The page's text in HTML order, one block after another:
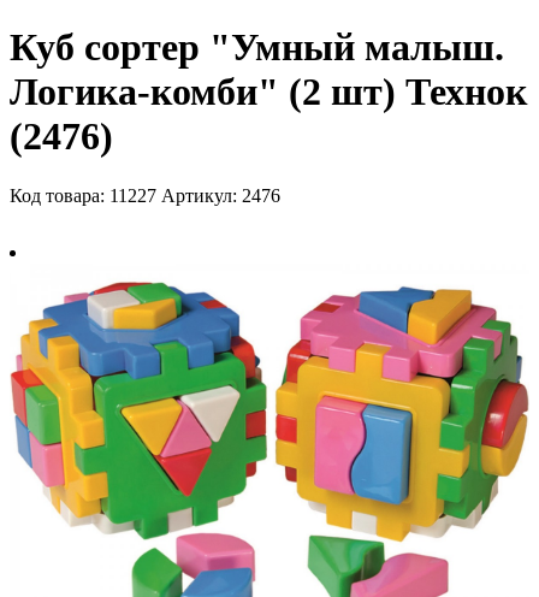
Куб сортер "Умный малыш.
Логика-комби" (2 шт) Технок
(2476)
Код товара: 11227 Артикул: 2476